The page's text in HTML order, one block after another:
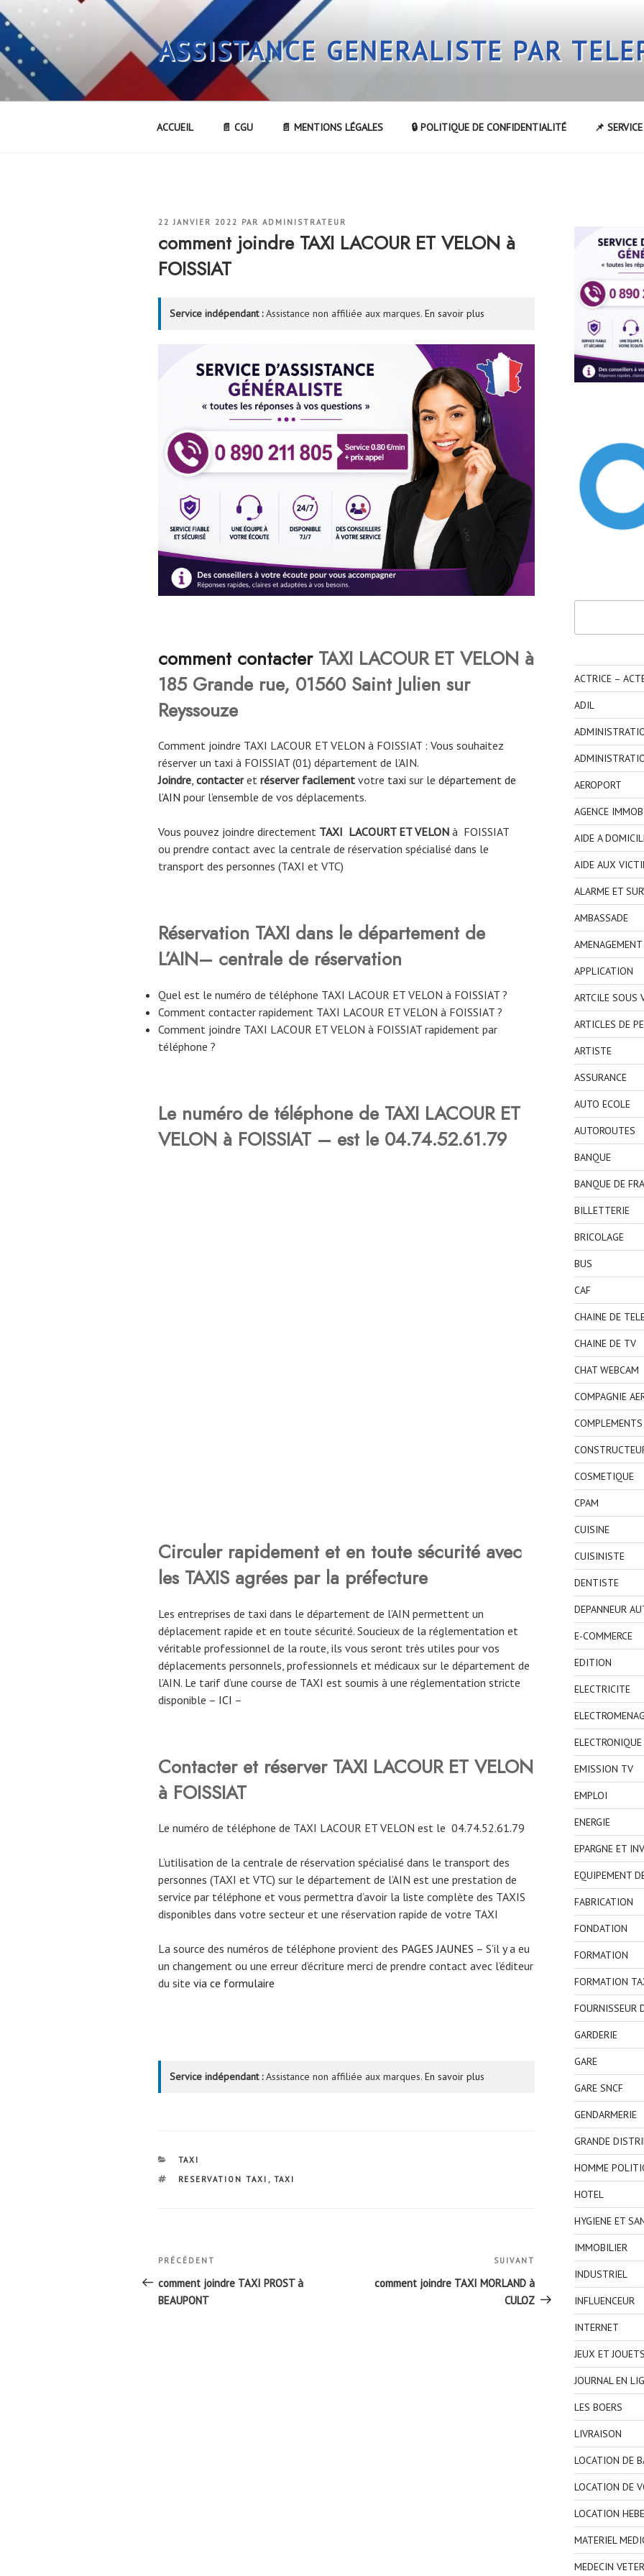
Aller
au
contenu
principal
ASSISTANCE GENERALISTE PAR
ACCUEIL 📄 CGU 📄 MENTIONS LÉGALES 🔒 POLITIQUE DE CONFIDENTIALITÉ 📌
PUBLIÉ
22 JANVIER 2022 PAR ADMINISTRATEUR
comment joindre TAXI LACOUR ET VELON à
FOISSIAT
Service indépendant :Assistance non affiliée aux marques. En savoir plus
comment contacterTAXI LACOUR ET VELON à
185 Grande rue, 01560 Saint Julien sur
Reyssouze
Comment joindre TAXI LACOUR ET VELON à FOISSIAT : Vous souhaitez
réserver un taxi à FOISSIAT (01) département de l’AIN.
Joindre, contacteret réserver facilement votre taxi sur le département de
l’AIN pour l’ensemble de vos déplacements.
Vous pouvez joindre directement TAXI LACOURT ET VELON à FOISSIAT
ou prendre contact avec la centrale de réservation spécialisé dans le
transport des personnes (TAXI et VTC)
Réservation TAXI dans le département de
L’AIN– centrale de réservation
Quel est le numéro de téléphone TAXI LACOUR ET VELON à FOISSIAT ?
Comment contacter rapidement TAXI LACOUR ET VELON à FOISSIAT ?
Comment joindre TAXI LACOUR ET VELON à FOISSIAT rapidement par
téléphone ?
Le numéro de téléphone de TAXI LACOUR ET
VELON à FOISSIAT – est le 04.74.52.61.79
Circuler rapidement et en toute sécurité avec
les TAXIS agrées par la préfecture
Les entreprises de taxi dans le département de l’AIN permettent un
déplacement rapide et en toute sécurité. Soucieux de la réglementation et
véritable professionnel de la route, ils vous seront très utiles pour vos
déplacements personnels, professionnels et médicaux sur le département de
l’AIN. Le tarif d’une course de TAXI est soumis à une réglementation stricte
disponible – ICI –
Contacter et réserver TAXI LACOUR ET VELON
à FOISSIAT
Le numéro de téléphone de TAXI LACOUR ET VELON est le 04.74.52.61.79
L’utilisation de la centrale de réservation spécialisé dans le transport des
personnes (TAXI et VTC) sur le département de l’AIN est une prestation de
service par téléphone et vous permettra d’avoir la liste complète des TAXIS
disponibles dans votre secteur et une réservation rapide de votre TAXI
La source des numéros de téléphone provient des PAGES JAUNES – S’il y a eu
un changement ou une erreur d’écriture merci de prendre contact avec l’éditeur
du site via ce formulaire
Service indépendant :Assistance non affiliée aux marques. En savoir plus
CATÉGORIES
TAXI
ÉTIQUETTES
RESERVATION TAXI , TAXI
Navigation
de
l’article
Article
précédent
PRÉCÉDENT
comment joindre TAXI PROST à
BEAUPONT
suivant
SUIVANT
comment joindre TAXI MORLAND à
CULOZ
ACTRICE –
ADIL
AEROPORT
AGENCE
AIDE A
AIDE AUX
ALARME ET
AMBASSADE
APPLICATION
ARTCILE SOUS
ARTICLES DE
ARTISTE
ASSURANCE
AUTO ECOLE
AUTOROUTES
BANQUE
BANQUE DE
BILLETTERIE
BRICOLAGE
BUS
CAF
CHAINE DE
CHAINE DE TV
CHAT WEBCAM
COMPAGNIE
COSMETIQUE
CPAM
CUISINE
CUISINISTE
DENTISTE
DEPANNEUR
E-COMMERCE
EDITION
ELECTRICITE
EMISSION TV
EMPLOI
ENERGIE
EPARGNE ET
EQUIPEMENT
FABRICATION
FONDATION
FORMATION
FORMATION
FOURNISSEUR
GARDERIE
GARE
GARE SNCF
GENDARMERIE
GRANDE
HOMME
HOTEL
HYGIENE ET
IMMOBILIER
INDUSTRIEL
INFLUENCEUR
INTERNET
JEUX ET JOUETS
JOURNAL EN
LES BOERS
LIVRAISON
LOCATION DE
LOCATION DE
LOCATION
MATERIEL
MEDECIN